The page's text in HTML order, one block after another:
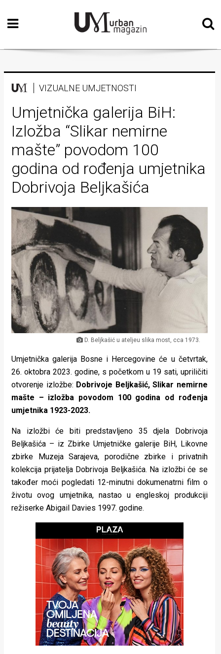
Početna
Vizualne
Teatar
Književnost
Muzika
Film
Intervju
Kolumne
Kultura
Lifestyle
Beauty
Fashion
Zdravlje
Za
stolom
u
pokretu
Ideje
koje
rade
Urban
Places
Aktivizam
VIZUALNE UMJETNOSTI
Umjetnička galerija BiH:
Izložba “Slikar nemirne
mašte” povodom 100
godina od rođenja umjetnika
Dobrivoja Beljkašića
D. Beljkašić u ateljeu slika most, cca 1973.
Umjetnička galerija Bosne i Hercegovine će u četvrtak,
26. oktobra 2023. godine, s početkom u 19 sati, upriličiti
otvorenje izložbe: Dobrivoje Beljkašić, Slikar nemirne
mašte – izložba povodom 100 godina od rođenja
umjetnika 1923-2023.
Na izložbi će biti predstavljeno 35 djela Dobrivoja
Beljkašića – iz Zbirke Umjetničke galerije BiH, Likovne
zbirke Muzeja Sarajeva, porodične zbirke i privatnih
kolekcija prijatelja Dobrivoja Beljkašića. Na izložbi će se
također moći pogledati 12-minutni dokumenatrni film o
životu ovog umjetnika, nastao u engleskoj produkciji
režiserke Abigail Davies 1997. godine.